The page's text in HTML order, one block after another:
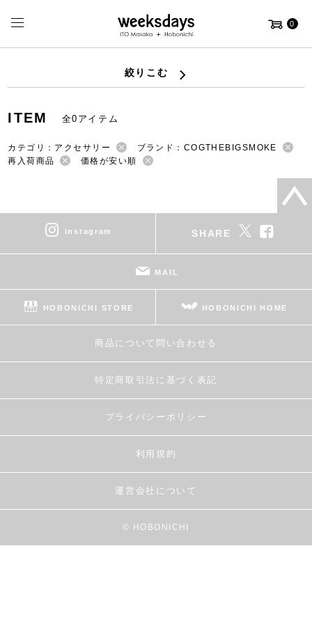
0
絞りこむ
ITEM 全0アイテム
カテゴリ：アクセサリー
ブランド：COGTHEBIGSMOKE
再入荷商品
価格が安い順
instagram SHARE
MAIL
HOBONICHI STORE HOBONICHI HOME
商品について問い合わせる
特定商取引法に基づく表記
プライバシーポリシー
利用規約
運営会社について
© HOBONICHI